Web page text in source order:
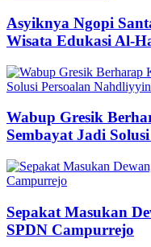
Asyiknya Ngopi
Wisata Edukasi Al-
Wabup Gresik
Sembayat Jadi
Sepakat Masukan
SPDN Campurrejo